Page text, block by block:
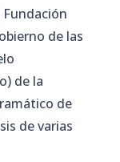
Fundación
de las
de la
de
de varias